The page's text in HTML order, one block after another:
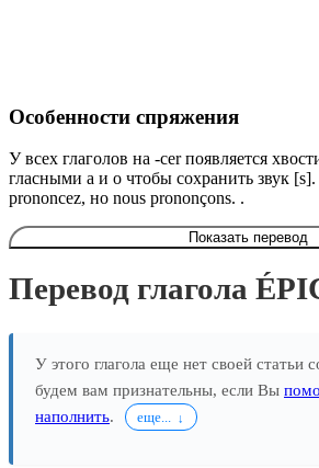
Особенности спряжения
У всех глаголов на -cer появляется
гласными a и o чтобы сохранить звук
prononcez, но nous prononçons. .
Показать перевод
Перевод глагола
У этого глагола еще нет своей статьи
будем вам признательны, если Вы
наполнить. еще...